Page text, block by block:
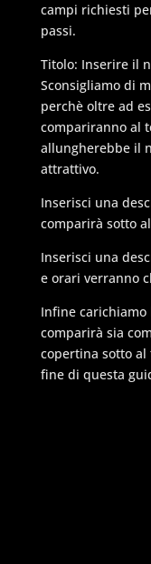
campi richiesti
passi.
Titolo: Inserire il
Sconsigliamo di
perchè oltre ad
compariranno al
allungherebbe il
attrattivo.
Inserisci una
comparirà sotto
Inserisci una
e orari verranno
Infine
comparirà sia
copertina sotto
fine di questa